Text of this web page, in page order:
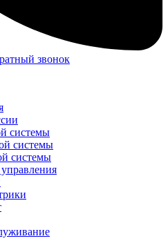
звонок
системы
системы
системы